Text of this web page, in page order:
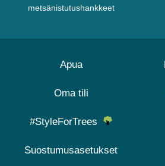
metsänistutushankkeet
Apua
Oma tili
#StyleForTrees
Suostumusasetukset